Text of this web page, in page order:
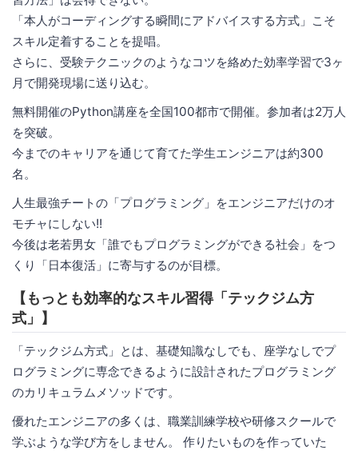
「本人がコーディングする瞬間にアドバイスする方式」こそ
スキル定着することを提唱。
さらに、受験テクニックのようなコツを絡めた効率学習で3ヶ
月で開発現場に送り込む。
無料開催のPython講座を全国100都市で開催。参加者は2万人
を突破。
今までのキャリアを通じて育てた学生エンジニアは約300
名。
人生最強チートの「プログラミング」をエンジニアだけのオ
モチャにしない!!
今後は老若男女「誰でもプログラミングができる社会」をつ
くり「日本復活」に寄与するのが目標。
【もっとも効率的なスキル習得「テックジム方
式」】
「テックジム方式」とは、基礎知識なしでも、座学なしでプ
ログラミングに専念できるように設計されたプログラミング
のカリキュラムメソッドです。
優れたエンジニアの多くは、職業訓練学校や研修スクールで
学ぶような学び方をしません。 作りたいものを作っていた